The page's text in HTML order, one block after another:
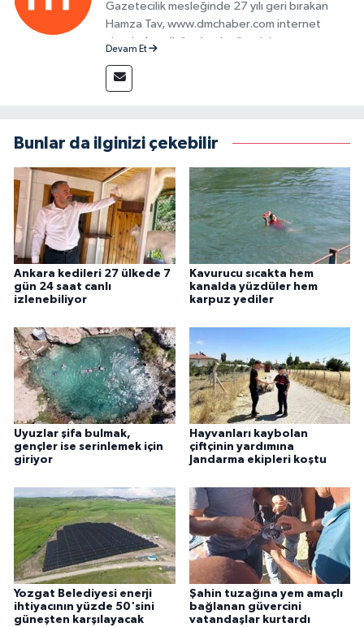
Gazetecilik mesleğinde 27 yılı geri bırakan
Hamza Tav, www.dmchaber.com internet
sitesinde editör olarak görevini
Devam Et
Bunlar da ilginizi çekebilir
Ankara kedileri 27 ülkede 7
gün 24 saat canlı
izlenebiliyor
Kavurucu sıcakta hem
kanalda yüzdüler hem
karpuz yediler
Uyuzlar şifa bulmak,
gençler ise serinlemek için
giriyor
Hayvanları kaybolan
çiftçinin yardımına
Jandarma ekipleri koştu
Yozgat Belediyesi enerji
ihtiyacının yüzde 50'sini
güneşten karşılayacak
Şahin tuzağına yem amaçlı
bağlanan güvercini
vatandaşlar kurtardı